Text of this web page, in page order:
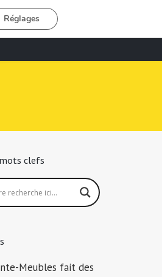
Inscription
mots clefs
Meubles fait des
Réglages